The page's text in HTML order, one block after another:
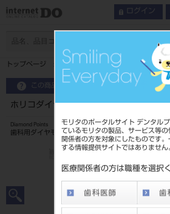
モリタのポータルサイト デンタル
ているモリタの製品、サービス等
関係者の方を対象にしたものです
する情報提供サイトではありません
医療関係者の方は職種を選択
ログイン
トップページ ホリコダイヤモンドポイントFG
この商品に関するお問い合わせ
ホリコダイヤモンドポイントFG 大型
Diamond Points
歯科用ダイヤモンドバー
JAN/